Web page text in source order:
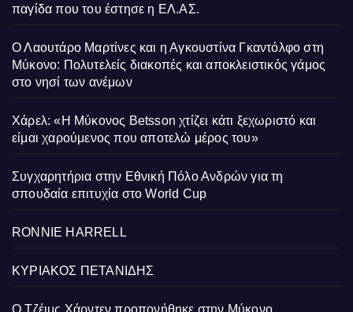
παγίδα που του έστησε η ΕΛ.ΑΣ.
Ο Λαουτάρο Μαρτίνες και η Αγκουστίνα Γκαντόλφο στη
Μύκονο: Πολυτελείς διακοπές και αποκλειστικός γάμος
στο νησί των ανέμων
Χάρελ: «Η Μύκονος Betsson χτίζει κάτι ξεχωριστό και
είμαι χαρούμενος που αποτελώ μέρος του»
Συγχαρητήρια στην Εθνική Πόλο Ανδρών για τη
σπουδαία επιτυχία στο World Cup
RONNIE HARRELL
ΚΥΡΙΑΚΟΣ ΠΕΤΑΝΙΔΗΣ